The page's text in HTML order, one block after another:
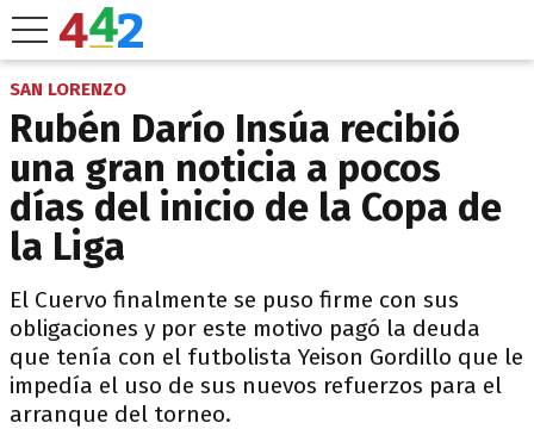
SAN LORENZO
Rubén Darío Insúa recibió
una gran noticia a pocos
días del inicio de la Copa de
la Liga
El Cuervo finalmente se puso firme con sus
obligaciones y por este motivo pagó la deuda
que tenía con el futbolista Yeison Gordillo que le
impedía el uso de sus nuevos refuerzos para el
arranque del torneo.